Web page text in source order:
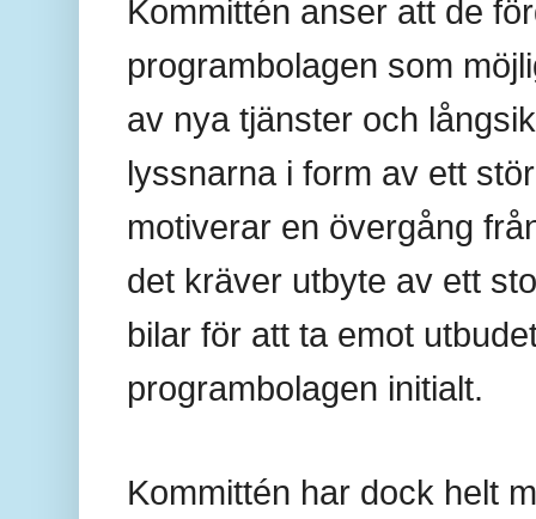
Kommittén anser att de
programbolagen som
av nya tjänster och
lyssnarna i form av ett
motiverar en övergång
det kräver utbyte av ett
bilar för att ta emot
programbolagen initialt.
Kommittén har dock helt